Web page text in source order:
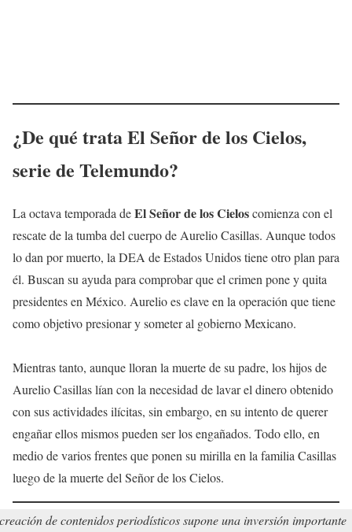
¿De qué trataEl Señor de los Cielos,
serie de Telemundo?
La octava temporada deEl Señor de los Cieloscomienza con el
rescate de la tumba del cuerpo de Aurelio Casillas. Aunque todos
lo dan por muerto, la DEA de Estados Unidos tiene otro plan para
él. Buscan su ayuda para comprobar que el crimen pone y quita
presidentes en México. Aurelio es clave en la operación que tiene
como objetivo presionar y someter al gobierno Mexicano.
Mientras tanto, aunque lloran la muerte de su padre, los hijos de
Aurelio Casillas lían con la necesidad de lavar el dinero obtenido
con sus actividades ilícitas, sin embargo, en su intento de querer
engañar ellos mismos pueden ser los engañados. Todo ello, en
medio de varios frentes que ponen su mirilla en la familia Casillas
luego de la muerte del Señor de los Cielos.
de contenidos periodísticos supone una inversión importante